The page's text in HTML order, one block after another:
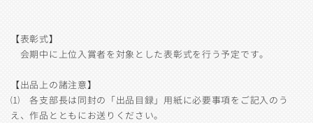
【表彰式】
会期中に上位入賞者を対象とした表彰式を行う予定です。
【出品上の諸注意】
⑴ 各支部長は同封の「出品目録」用紙に必要事項をご記入のう
え、作品とともにお送りください。